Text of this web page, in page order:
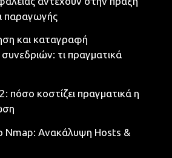
παραγωγής
και καταγραφή
τι πραγματικά
πόσο κοστίζει πραγματικά η
Nmap: Ανακάλυψη Hosts &